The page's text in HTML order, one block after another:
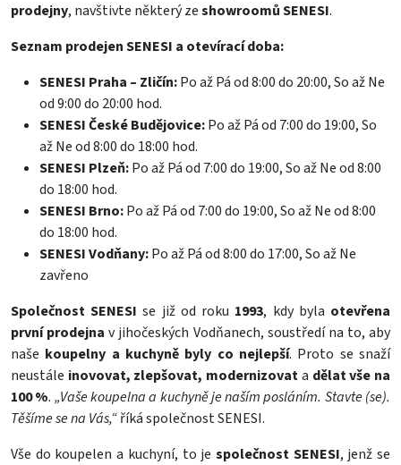
prodejny, navštivte některý zeshowroomů SENESI.
Seznam prodejen SENESI a otevírací doba:
SENESI Praha – Zličín:Po až Pá od 8:00 do 20:00, So až Ne
od 9:00 do 20:00 hod.
SENESI České Budějovice:Po až Pá od 7:00 do 19:00, So
až Ne od 8:00 do 18:00 hod.
SENESI Plzeň:Po až Pá od 7:00 do 19:00, So až Ne od 8:00
do 18:00 hod.
SENESI Brno:Po až Pá od 7:00 do 19:00, So až Ne od 8:00
do 18:00 hod.
SENESI Vodňany:Po až Pá od 8:00 do 17:00, So až Ne
zavřeno
Společnost SENESI se již od roku 1993, kdy byla otevřena
první prodejna v jihočeských Vodňanech, soustředí na to, aby
naše koupelny a kuchyně byly co nejlepší. Proto se snaží
neustále inovovat, zlepšovat, modernizovata dělat vše na
100 %. „Vaše koupelna a kuchyně je naším posláním. Stavte (se).
Těšíme se na Vás,“říká společnost SENESI.
Vše do koupelen a kuchyní, to je společnost SENESI, jenž se